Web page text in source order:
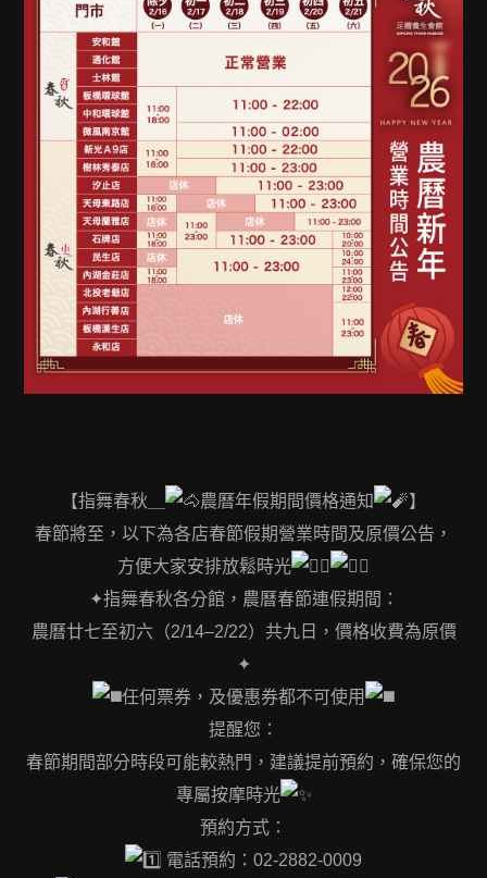
【指舞春秋＿ 農曆年假期間價格通知
】
春節將至，以下為各店春節假期營業時間及原價公告，
方便大家安排放鬆時光
✦指舞春秋各分館，農曆春節連假期間：
農曆廿七至初六（2/14–2/22）共九日，價格收費為原價
✦
任何票券，及優惠券都不可使用
提醒您：
春節期間部分時段可能較熱門，建議提前預約，確保您的
專屬按摩時光
預約方式：
電話預約：02-2882-0009